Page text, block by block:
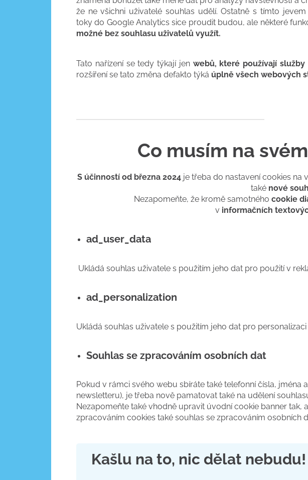
že ne všichni uživatelé souhlas udělí. Ostatně s tímto
toky do Google Analytics sice proudit budou, ale některé
možné bez souhlasu uživatelů využít.
Tato nařízení se tedy týkají jenwebů, které používají služby
rozšíření se tato změna defakto týká úplně všech webových
Co musím na
S účinností od března 2024je třeba do nastavení cookies na
také nové
Nezapomeňte, že kromě samotného cookie
v informačních
ad_user_data
Ukládá souhlas uživatele s použitím jeho dat pro použití v
ad_personalization
Ukládá souhlas uživatele s použitím jeho dat pro
Souhlas se zpracováním osobních dat
Pokud v rámci svého webu sbíráte také telefonní čísla, jména
newsletteru), je třeba nově pamatovat také na udělení
Nezapomeňte také vhodně upravit úvodní cookie banner
zpracováním cookies také souhlas se zpracováním osobních
Kašlu na to, nic dělat nebudu!